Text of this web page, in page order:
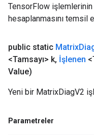
TensorFlow işlemlerinin
hesaplanmasını temsil
public static Matrix
<Tamsayı> k, İşlenen
Value)
Yeni bir MatrixDiagV2
Parametreler